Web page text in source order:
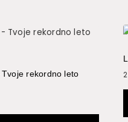
Tvoje rekordno leto